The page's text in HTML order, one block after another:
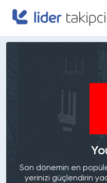
Son dönemin en
yerinizi güçlendirin